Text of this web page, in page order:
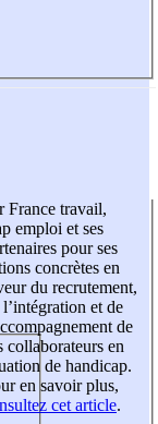
France travail,
emploi et ses
pour ses
concrètes en
du recrutement,
l’intégration et de
de
collaborateurs en
de handicap.
en savoir plus,
cet article.